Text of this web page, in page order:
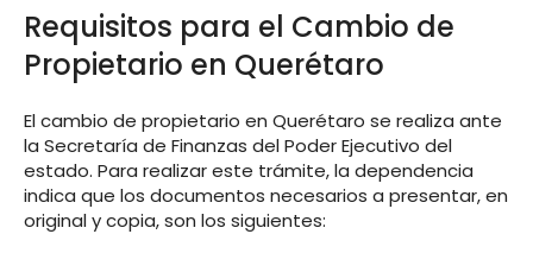
Requisitos para el Cambio de
Propietario en Querétaro
El cambio de propietario en Querétaro se realiza ante
la Secretaría de Finanzas del Poder Ejecutivo del
estado. Para realizar este trámite, la dependencia
indica que los documentos necesarios a presentar, en
original y copia, son los siguientes: